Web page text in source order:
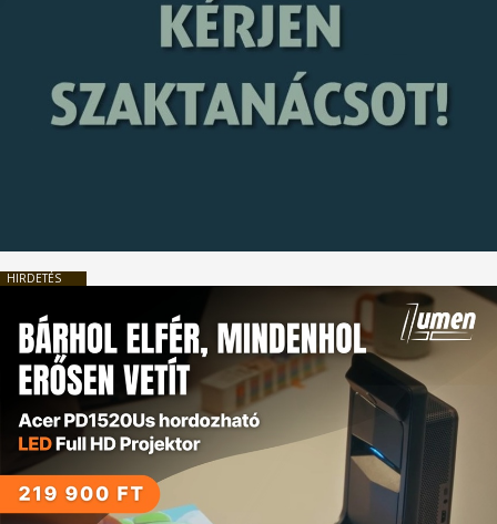
HIRDETÉS